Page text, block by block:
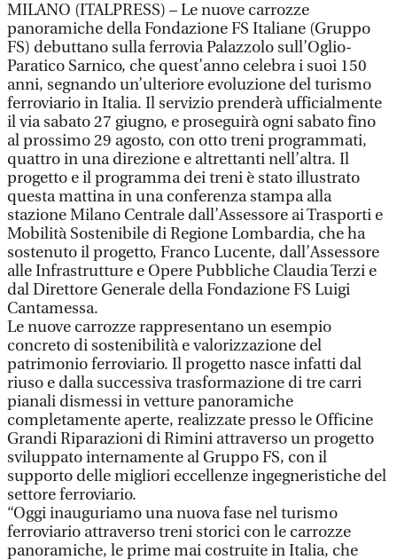
MILANO (ITALPRESS) – Le nuove carrozze
panoramiche della Fondazione FS Italiane (Gruppo
FS) debuttano sulla ferrovia Palazzolo sull’Oglio-
Paratico Sarnico, che quest’anno celebra i suoi 150
anni, segnando un’ulteriore evoluzione del turismo
ferroviario in Italia. Il servizio prenderà ufficialmente
il via sabato 27 giugno, e proseguirà ogni sabato fino
al prossimo 29 agosto, con otto treni programmati,
quattro in una direzione e altrettanti nell’altra. Il
progetto e il programma dei treni è stato illustrato
questa mattina in una conferenza stampa alla
stazione Milano Centrale dall’Assessore ai Trasporti e
Mobilità Sostenibile di Regione Lombardia, che ha
sostenuto il progetto, Franco Lucente, dall’Assessore
alle Infrastrutture e Opere Pubbliche Claudia Terzi e
dal Direttore Generale della Fondazione FS Luigi
Cantamessa.
Le nuove carrozze rappresentano un esempio
concreto di sostenibilità e valorizzazione del
patrimonio ferroviario. Il progetto nasce infatti dal
riuso e dalla successiva trasformazione di tre carri
pianali dismessi in vetture panoramiche
completamente aperte, realizzate presso le Officine
Grandi Riparazioni di Rimini attraverso un progetto
sviluppato internamente al Gruppo FS, con il
supporto delle migliori eccellenze ingegneristiche del
settore ferroviario.
“Oggi inauguriamo una nuova fase nel turismo
ferroviario attraverso treni storici con le carrozze
panoramiche, le prime mai costruite in Italia, che